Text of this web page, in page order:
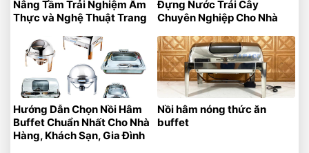
Nâng Tầm Trải Nghiệm Ẩm
Thực và Nghệ Thuật Trang
Đựng Nước Trái Cây
Chuyên Nghiệp Cho Nhà
Hướng Dẫn Chọn Nồi Hâm
Buffet Chuẩn Nhất Cho Nhà
Hàng, Khách Sạn, Gia Đình
Nồi hâm nóng thức ăn
buffet